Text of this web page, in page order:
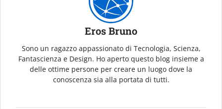
Eros Bruno
Sono un ragazzo appassionato di Tecnologia, Scienza,
Fantascienza e Design. Ho aperto questo blog insieme a
delle ottime persone per creare un luogo dove la
conoscenza sia alla portata di tutti.